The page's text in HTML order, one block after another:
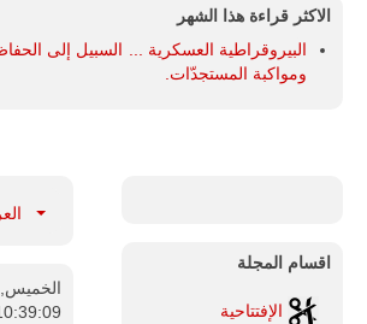
الاكثر قراءة هذا الشهر
البيروقراطية العسكرية ... السبيل إلى
ومواكبة المستجدّات.
اقسام المجلة
الإفتتاحية
الخميس, 6 أغسطس 2026